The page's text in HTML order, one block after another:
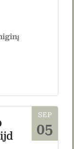
SEP
05